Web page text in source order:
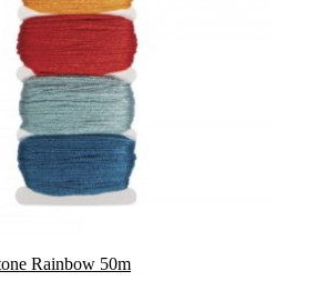
Rainbow 50m